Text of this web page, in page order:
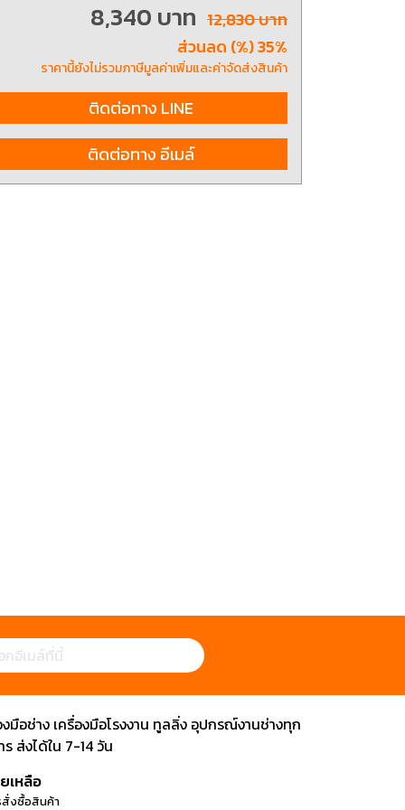
and striking
8 Hand and Assembly Tools /
8,340 บาท 12,830 บาท
ส่วนลด (%) 35%
ราคานี้ยังไม่รวมภาษีมูลค่าเพิ่มและค่าจัดส่งสินค้า
ติดต่อทาง LINE
ติดต่อทาง อีเมล์
อช่าง เครื่องมือโรงงาน ทูลลิ่ง อุปกรณ์งานช่างทุก
ส่งได้ใน 7-14 วัน
เหลือ
สั่งซื้อสินค้า